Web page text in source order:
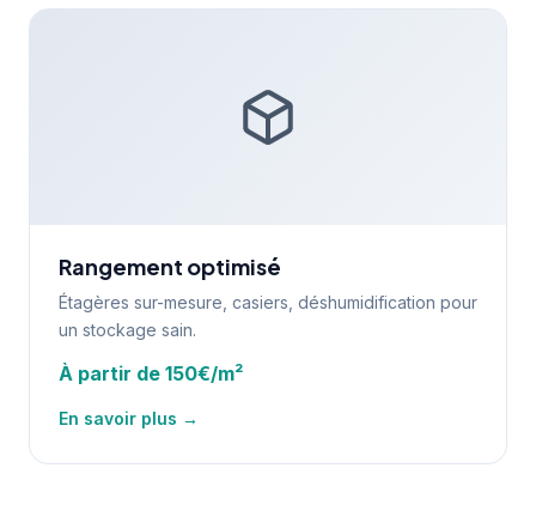
Rangement optimisé
Étagères sur-mesure, casiers, déshumidification pour
un stockage sain.
À partir de 150€/m²
En savoir plus →